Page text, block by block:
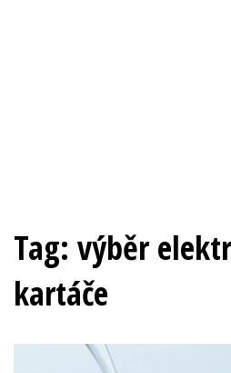
Tag: výběr
kartáče